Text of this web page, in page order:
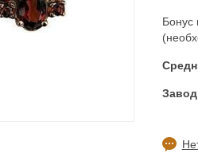
Бонус